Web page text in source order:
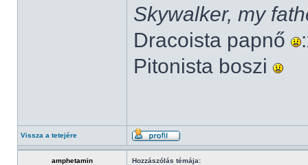
Skywalker, my
Dracoista papnő
Pitonista boszi
Vissza a tetejére
amphetamin Hozzászólás témája: